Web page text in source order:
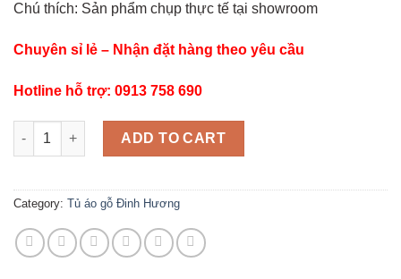
Chú thích: Sản phẩm chụp thực tế tại showroom
Chuyên sỉ lẻ – Nhận đặt hàng theo yêu cầu
Hotline hỗ trợ: 0913 758 690
TỦ QUẦN ÁO GỖ ĐINH HƯƠNG 3 CÁNH - 1M6 MẪU HOA VÒM
ADD TO CART
Category: Tủ áo gỗ Đinh Hương